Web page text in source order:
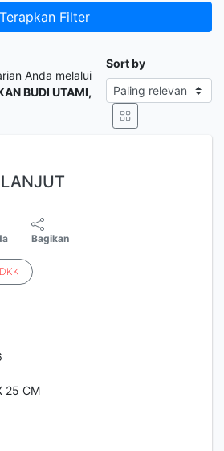
Terapkan Filter
Anda melalui
BUDI UTAMI,
Sort by
Bagikan
DKK
25 CM